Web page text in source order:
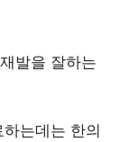
발을 잘하는
는데는 한의